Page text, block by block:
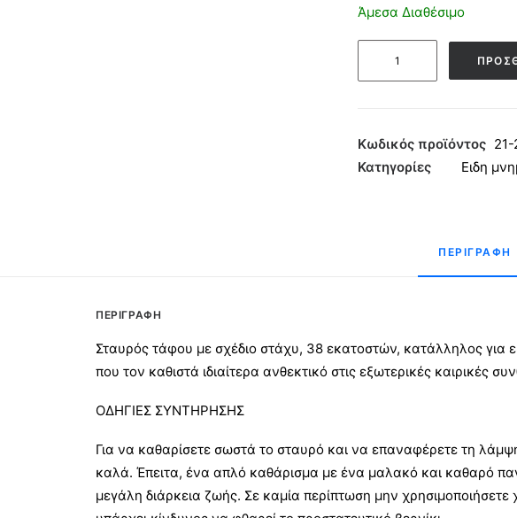
Άμεσα Διαθέσιμο
ποσότητα
Κωδικός προϊόντος
Κατηγορίες
Ειδη
ΠΕΡΙΓΡΑΦΉ
ΠΕΡΙΓΡΑΦΉ
Σταυρός τάφου με σχέδιο στάχυ, 38 εκατοστών, κατάλληλος για
που τον καθιστά ιδιαίτερα ανθεκτικό στις εξωτερικές καιρικές
ΟΔΗΓΙΕΣ ΣΥΝΤΗΡΗΣΗΣ
Για να καθαρίσετε σωστά το σταυρό και να επαναφέρετε τη
καλά. Έπειτα, ένα απλό καθάρισμα με ένα μαλακό και καθαρό
μεγάλη διάρκεια ζωής. Σε καμία περίπτωση μην